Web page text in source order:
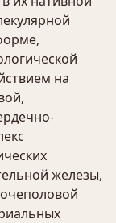
на
железы,